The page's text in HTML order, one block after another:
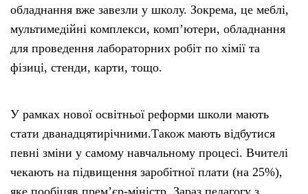
Етичний кодекс
обладнання вже завезли у школу. Зокрема, це меблі,
мультимедійні комплекси, комп’ютери, обладнання
для проведення лабораторних робіт по хімії та
фізиці, стенди, карти, тощо.
У рамках нової освітньої реформи школи мають
стати дванадцятирічними.Також мають відбутися
певні зміни у самому навчальному процесі. Вчителі
чекають на підвищення заробітної плати (на 25%),